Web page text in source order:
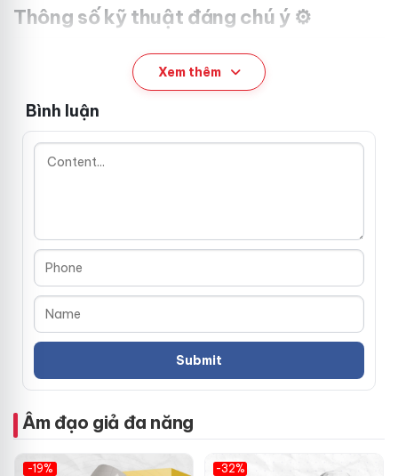
Thông số kỹ thuật đáng chú ý ⚙️
Kích thước: chuẩn quốc tế, phù hợp với đa số người
Chất liệu: silicon y tế mềm mại, bền bỉ, an toàn sức khỏe
Công suất: động cơ mạnh mẽ, hoạt động êm ái, không
nhau, dễ dàng điều chỉnh
Pin sạc: dung lượng lớn, sử dụng lâu dài chỉ với một lần
sạc
Khả năng chống thấm nước tuyệt đối, thuận tiện vệ
Trải nghiệm người dùng ấn tượng
⭐️⭐️⭐️⭐️⭐️
Xem thêm
Bình luận
Âm đạo giả đa năng
-19%
-32%